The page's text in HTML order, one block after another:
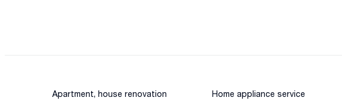
Apartment, house renovation Home appliance service